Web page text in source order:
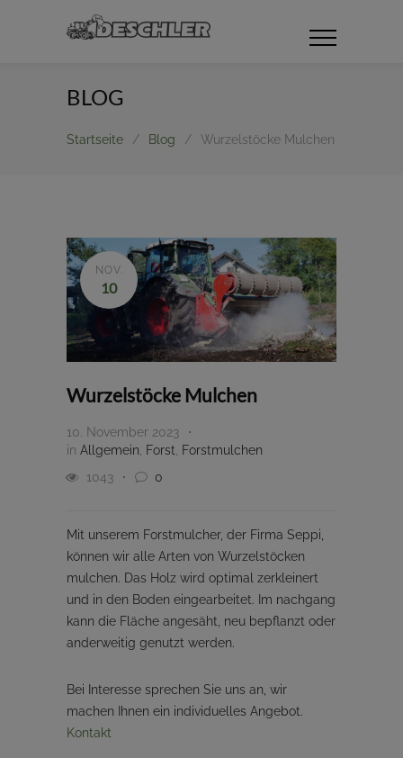
BLOG
Startseite / Blog / Wurzelstöcke Mulchen
NOV.
10
Wurzelstöcke Mulchen
10. November 2023
in Allgemein Forst
Forstmulchen
1043
0
Mit unserem Forstmulcher, der Firma Seppi,
können wir alle Arten von Wurzelstöcken
mulchen. Das Holz wird optimal zerkleinert
und in den Boden eingearbeitet. Im nachgang
kann die Fläche angesäht, neu bepflanzt oder
anderweitig genutzt werden.
Bei Interesse sprechen Sie uns an, wir
machen Ihnen ein individuelles Angebot.
Kontakt